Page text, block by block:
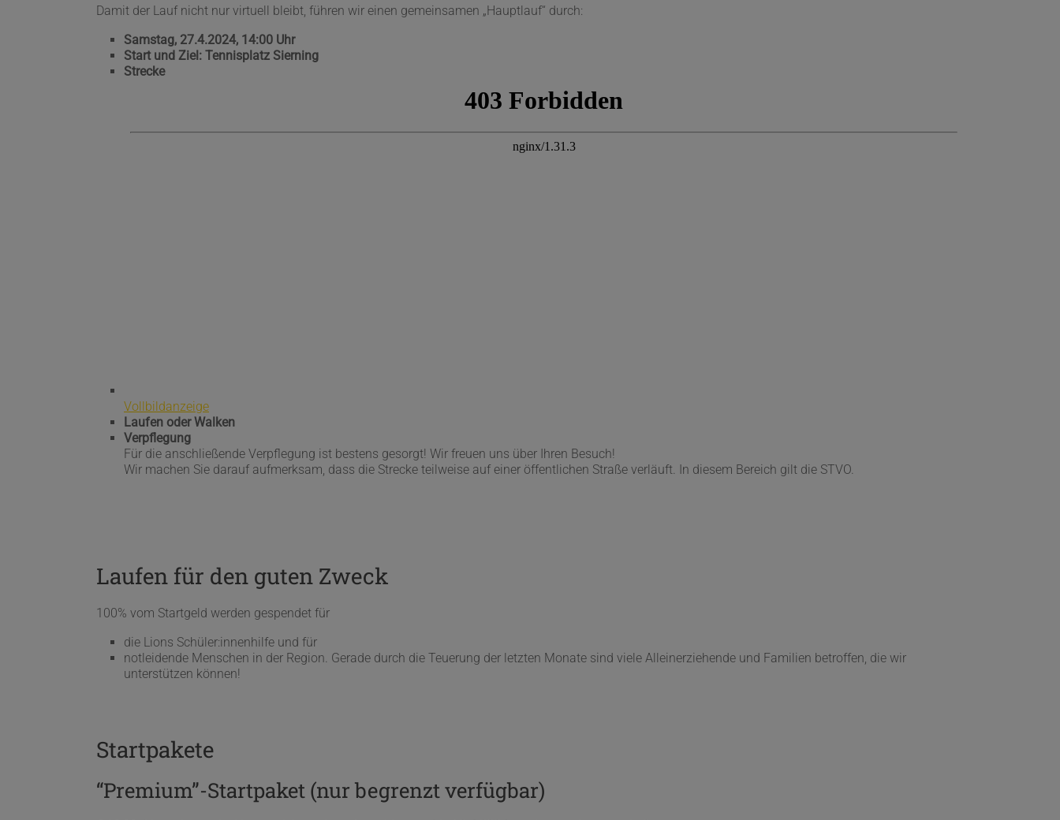
Damit der Lauf nicht nur virtuell bleibt, führen wir einen gemeinsamen „Hauptlauf“ durch:
Samstag, 27.4.2024, 14:00 Uhr
Start und Ziel: Tennisplatz Sierning
Strecke
Vollbildanzeige
Laufen oder Walken
Verpflegung
Für die anschließende Verpflegung ist bestens gesorgt! Wir freuen uns über Ihren Besuch!
Wir machen Sie darauf aufmerksam, dass die Strecke teilweise auf einer öffentlichen Straße verläuft. In diesem Bereich gilt die STVO.
Laufen für den guten Zweck
100% vom Startgeld werden gespendet für
die Lions Schüler:innenhilfe und für
notleidende Menschen in der Region. Gerade durch die Teuerung der letzten Monate sind viele Alleinerziehende und Familien betroffen, die wir
unterstützen können!
Startpakete
“Premium”-Startpaket (nur begrenzt verfügbar)